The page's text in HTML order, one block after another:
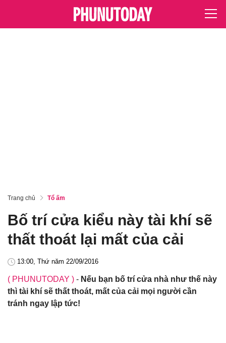
Trang chủ Tổ ấm
Bố trí cửa kiểu này tài khí sẽ
thất thoát lại mất của cải
13:00, Thứ năm 22/09/2016
( PHUNUTODAY ) - Nếu bạn bố trí cửa nhà như thế này
thì tài khí sẽ thất thoát, mất của cải mọi người cần
tránh ngay lập tức!